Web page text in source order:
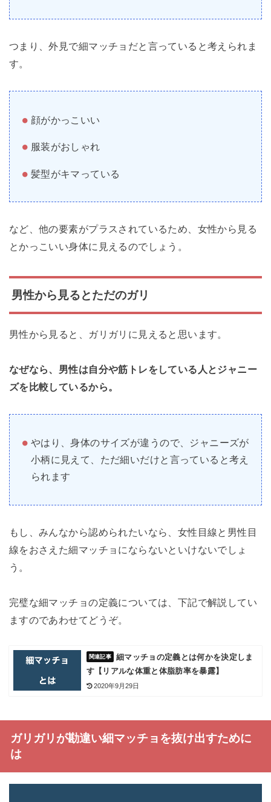
つまり、外見で細マッチョだと言っていると考えられま
す。
顔がかっこいい
服装がおしゃれ
髪型がキマっている
など、他の要素がプラスされているため、女性から見る
とかっこいい身体に見えるのでしょう。
男性から見るとただのガリ
男性から見ると、ガリガリに見えると思います。
なぜなら、男性は自分や筋トレをしている人とジャニー
ズを比較しているから。
やはり、身体のサイズが違うので、ジャニーズが
小柄に見えて、ただ細いだけと言っていると考え
られます
もし、みんなから認められたいなら、女性目線と男性目
線をおさえた細マッチョにならないといけないでしょ
う。
完璧な細マッチョの定義については、下記で解説してい
ますのであわせてどうぞ。
細マッチョの定義とは何かを決定しま
す【リアルな体重と体脂肪率を暴露】
2020年9月29日
ガリガリが勘違い細マッチョを抜け出すために
は